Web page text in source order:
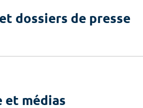
dossiers de presse
et médias